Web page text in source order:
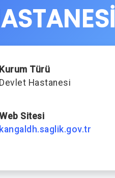
Kurum Türü
Devlet Hastanesi
Web Sitesi
kangaldh.saglik.gov.tr